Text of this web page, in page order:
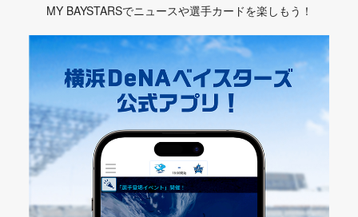
MY BAYSTARSでニュースや選手カードを楽しもう！